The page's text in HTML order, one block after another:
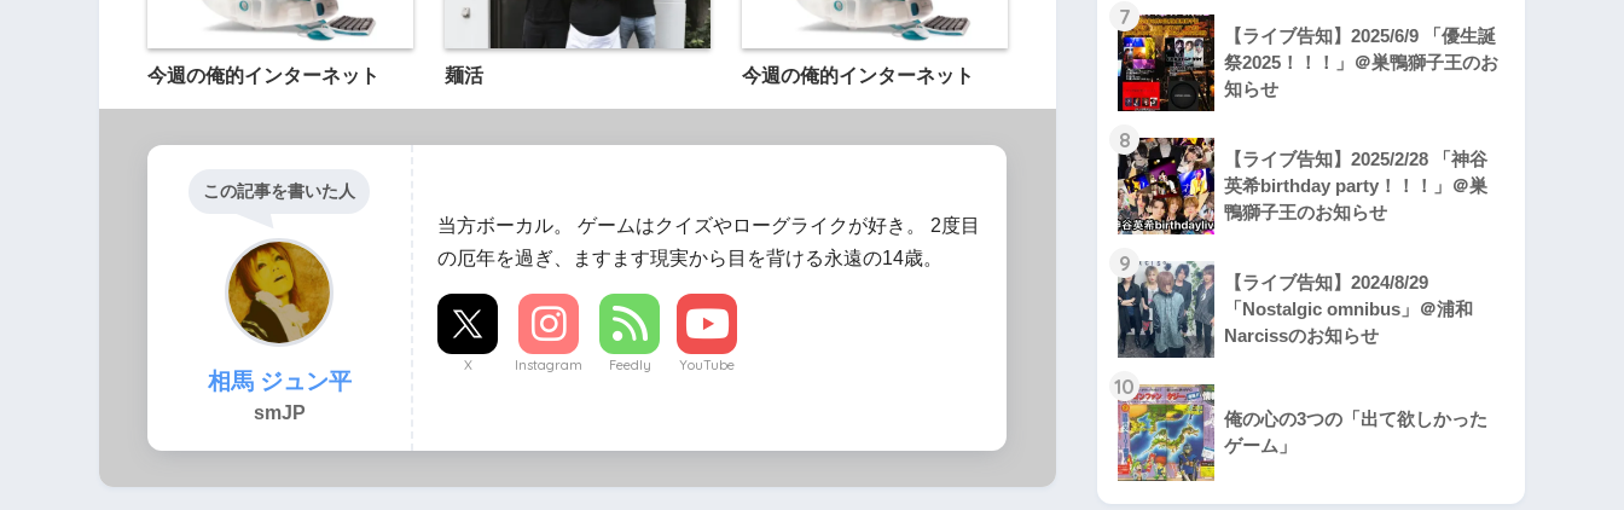
今週の俺的インターネット 麺活 今週の俺的インターネット
この記事を書いた人
相馬 ジュン平
smJP
当方ボーカル。 ゲームはクイズやローグライクが好き。 2度目
の厄年を過ぎ、ますます現実から目を背ける永遠の14歳。
X Instagram Feedly YouTube
7
【ライブ告知】2025/6/9 「優生誕
祭2025！！！」＠巣鴨獅子王のお
知らせ
8
【ライブ告知】2025/2/28 「神谷
英希birthday party！！！」＠巣
鴨獅子王のお知らせ
9
【ライブ告知】2024/8/29
「Nostalgic omnibus」＠浦和
Narcissのお知らせ
10
俺の心の3つの「出て欲しかった
ゲーム」